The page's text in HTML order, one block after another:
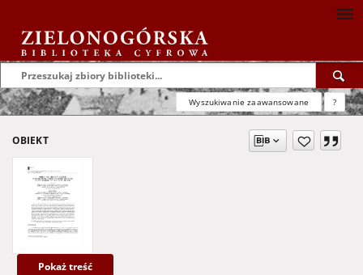
Wyszukiwanie zaawansowane ?
OBIEKT
Pokaż treść